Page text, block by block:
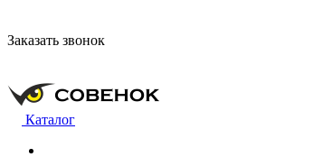
Заказать звонок
Каталог